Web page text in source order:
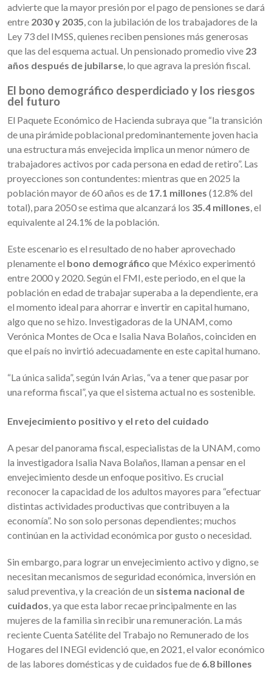
advierte que la mayor presión por el pago de pensiones se dará
entre 2030 y 2035, con la jubilación de los trabajadores de la
Ley 73 del IMSS, quienes reciben pensiones más generosas
que las del esquema actual. Un pensionado promedio vive 23
años después de jubilarse, lo que agrava la presión fiscal.
El bono demográfico desperdiciado y los riesgos
del futuro
El Paquete Económico de Hacienda subraya que “la transición
de una pirámide poblacional predominantemente joven hacia
una estructura más envejecida implica un menor número de
trabajadores activos por cada persona en edad de retiro”. Las
proyecciones son contundentes: mientras que en 2025 la
población mayor de 60 años es de 17.1 millones (12.8% del
total), para 2050 se estima que alcanzará los 35.4 millones, el
equivalente al 24.1% de la población.
Este escenario es el resultado de no haber aprovechado
plenamente el bono demográfico que México experimentó
entre 2000 y 2020. Según el FMI, este periodo, en el que la
población en edad de trabajar superaba a la dependiente, era
el momento ideal para ahorrar e invertir en capital humano,
algo que no se hizo. Investigadoras de la UNAM, como
Verónica Montes de Oca e Isalia Nava Bolaños, coinciden en
que el país no invirtió adecuadamente en este capital humano.
“La única salida”, según Iván Arias, “va a tener que pasar por
una reforma fiscal”, ya que el sistema actual no es sostenible.
Envejecimiento positivo y el reto del cuidado
A pesar del panorama fiscal, especialistas de la UNAM, como
la investigadora Isalia Nava Bolaños, llaman a pensar en el
envejecimiento desde un enfoque positivo. Es crucial
reconocer la capacidad de los adultos mayores para “efectuar
distintas actividades productivas que contribuyen a la
economía”. No son solo personas dependientes; muchos
continúan en la actividad económica por gusto o necesidad.
Sin embargo, para lograr un envejecimiento activo y digno, se
necesitan mecanismos de seguridad económica, inversión en
salud preventiva, y la creación de un sistema nacional de
cuidados, ya que esta labor recae principalmente en las
mujeres de la familia sin recibir una remuneración. La más
reciente Cuenta Satélite del Trabajo no Remunerado de los
Hogares del INEGI evidenció que, en 2021, el valor económico
de las labores domésticas y de cuidados fue de 6.8 billones